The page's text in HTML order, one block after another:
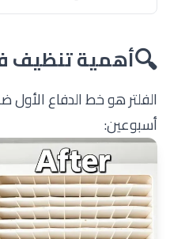
🔍أهمية تنظيف
الفلتر هو خط الدفاع
أسبوعين: